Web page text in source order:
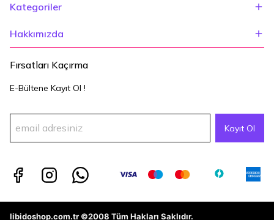
Kategoriler
Hakkımızda
Fırsatları Kaçırma
E-Bültene Kayıt Ol !
Kayıt Ol
libidoshop.com.tr ©2008 Tüm Hakları Saklıdır.